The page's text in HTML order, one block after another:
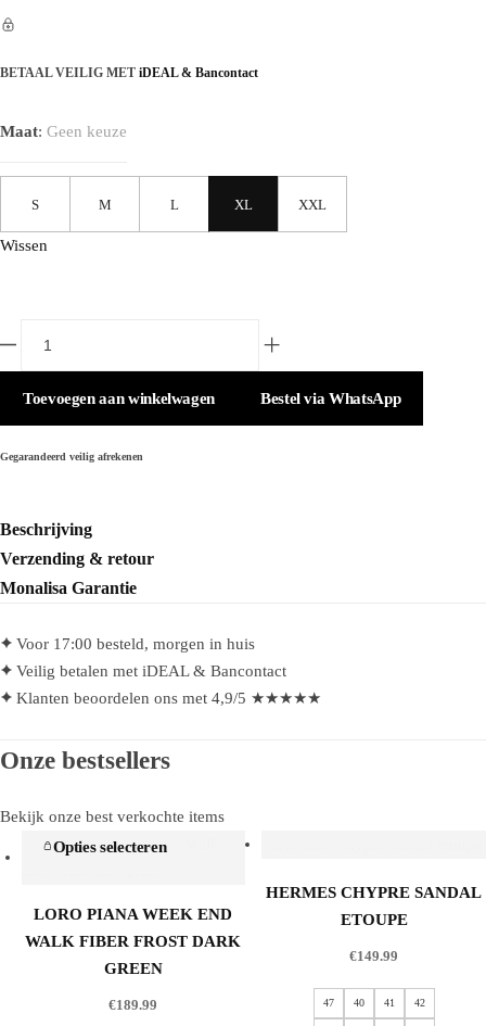
BETAAL VEILIG MET iDEAL & Bancontact
Maat: Geen keuze
S M L XL XXL
Wissen
T-
Zwart
Toevoegen aan winkelwagen Bestel via WhatsApp
Gegarandeerd veilig afrekenen
Beschrijving
Verzending & retour
Monalisa Garantie
Voor 17:00 besteld, morgen in huis
Veilig betalen met iDEAL & Bancontact
Klanten beoordelen ons met 4,9/5 ★★★★★
Onze bestsellers
Bekijk onze best verkochte items
Opties selecteren
LORO PIANA WEEK END
WALK FIBER FROST DARK
GREEN
€189.99
HERMES CHYPRE SANDAL
ETOUPE
€149.99
47 40 41 42